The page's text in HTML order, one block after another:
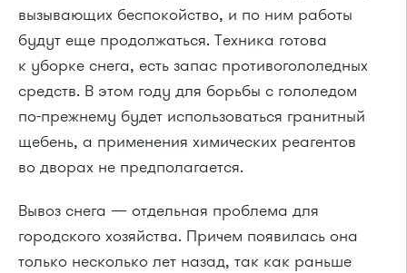
вызывающих беспокойство, и по ним работы
будут еще продолжаться. Техника готова
к уборке снега, есть запас противогололедных
средств. В этом году для борьбы с гололедом
по-прежнему будет использоваться гранитный
щебень, а применения химических реагентов
во дворах не предполагается.
Вывоз снега — отдельная проблема для
городского хозяйства. Причем появилась она
только несколько лет назад, так как раньше